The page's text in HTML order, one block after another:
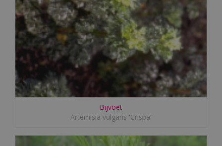
Bijvoet
Artemisia vulgaris 'Crispa'